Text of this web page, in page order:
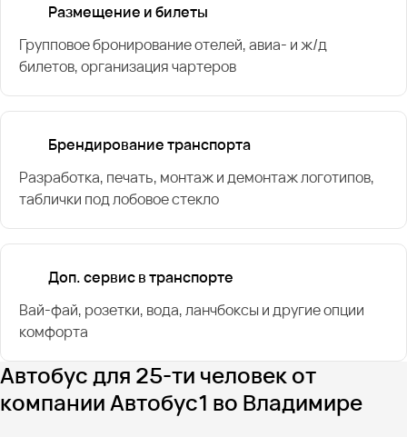
Размещение и билеты
Групповое бронирование отелей, авиа- и ж/д
билетов, организация чартеров
Брендирование транспорта
Разработка, печать, монтаж и демонтаж логотипов,
таблички под лобовое стекло
Доп. сервис в транспорте
Вай-фай, розетки, вода, ланчбоксы и другие опции
комфорта
Автобус для 25-ти человек от
компании Автобус1 во Владимире